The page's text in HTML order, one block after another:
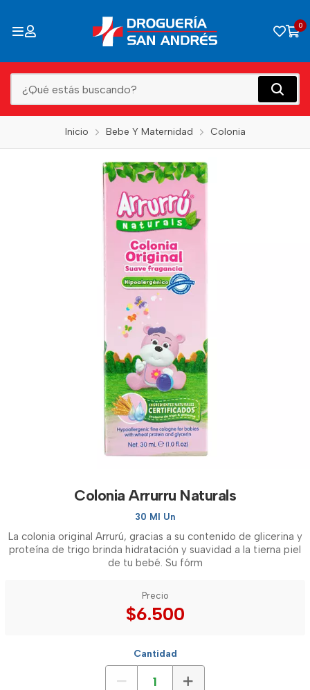
0
Inicio Bebe Y Maternidad Colonia
Colonia Arrurru Naturals
30 Ml Un
La colonia original Arrurú, gracias a su contenido de glicerina y
proteína de trigo brinda hidratación y suavidad a la tierna piel
de tu bebé. Su fórm
Precio
$6.500
Cantidad